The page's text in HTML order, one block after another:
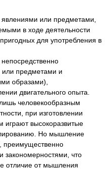
или предметами,
в ходе деятельности
для употребления в
предметами и
образами),
двигательного опыта.
человекообразным
при изготовлении
высокоразвитые
Но мышление
преимущественно
закономерностями, что
отличие от мышления